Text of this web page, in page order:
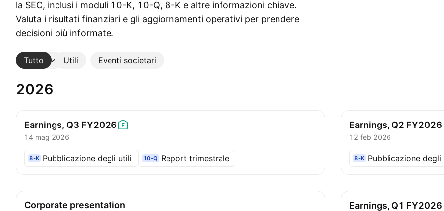
la SEC, inclusi i moduli 10-K, 10-Q, 8-K e altre informazioni chiave.
Valuta i risultati finanziari e gli aggiornamenti operativi per prendere
decisioni più informate.
Tutto Utili Eventi societari
Altro
2026
Earnings, Q3 FY2026
14 mag 2026
8-K Pubblicazione degli utili 10-Q Report trimestrale
Earnings, Q2 FY2026
12 feb 2026
8-K Pubblicazione degli
Corporate presentation Earnings, Q1 FY2026